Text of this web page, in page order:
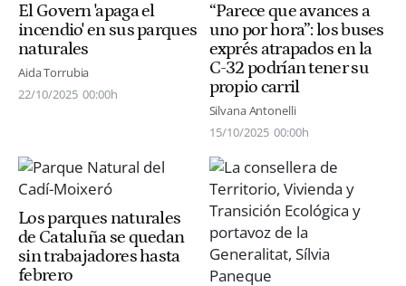
El Govern 'apaga el
incendio' en sus parques
naturales
Aida Torrubia
22/10/2025 00:00h
“Parece que avances a
uno por hora”: los buses
exprés atrapados en la
C-32 podrían tener su
propio carril
Silvana Antonelli
15/10/2025 00:00h
Los parques naturales
de Cataluña se quedan
sin trabajadores hasta
febrero